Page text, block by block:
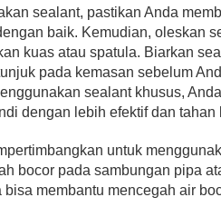
sealant, pastikan Anda
baik. Kemudian, oleskan
kuas atau spatula. Biarkan
pada kemasan sebelum
sealant khusus,
dengan lebih efektif dan tahan
untuk
bocor pada sambungan pipa
membantu mencegah air